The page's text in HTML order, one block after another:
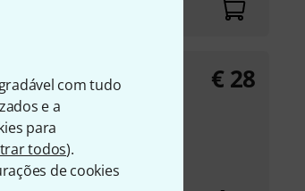
com tudo
e a
para
todos).
de cookies
€ 28